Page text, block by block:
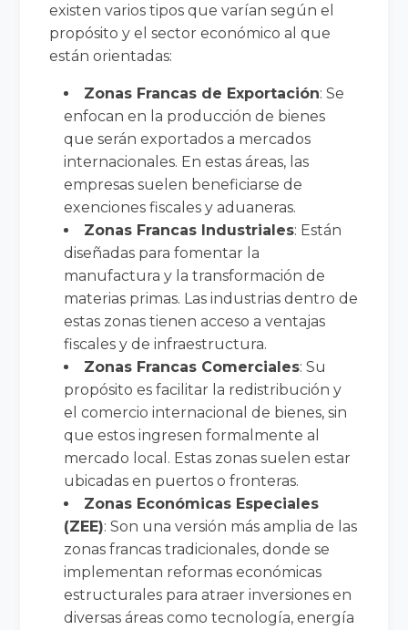
existen varios tipos que varían según el
propósito y el sector económico al que
están orientadas:
Zonas Francas de Exportación: Se
enfocan en la producción de bienes
que serán exportados a mercados
internacionales. En estas áreas, las
empresas suelen beneficiarse de
exenciones fiscales y aduaneras.
Zonas Francas Industriales: Están
diseñadas para fomentar la
manufactura y la transformación de
materias primas. Las industrias dentro de
estas zonas tienen acceso a ventajas
fiscales y de infraestructura.
Zonas Francas Comerciales: Su
propósito es facilitar la redistribución y
el comercio internacional de bienes, sin
que estos ingresen formalmente al
mercado local. Estas zonas suelen estar
ubicadas en puertos o fronteras.
Zonas Económicas Especiales
(ZEE): Son una versión más amplia de las
zonas francas tradicionales, donde se
implementan reformas económicas
estructurales para atraer inversiones en
diversas áreas como tecnología, energía